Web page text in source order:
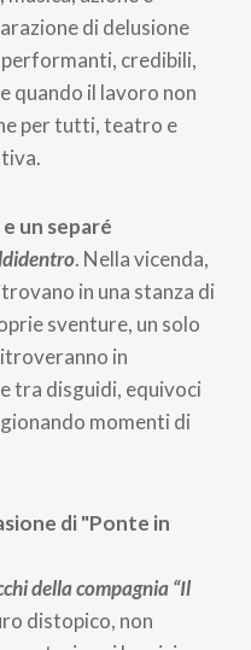
di delusione
performanti, credibili,
quando il lavoro non
per tutti, teatro e
un separé
. Nella vicenda,
in una stanza di
sventure, un solo
in
tra disguidi, equivoci
momenti di
di "Ponte in
della compagnia “Il
distopico, non